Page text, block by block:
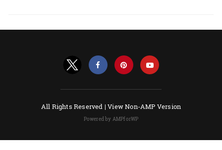
All Rights Reserved |View Non-AMP Version
Powered by AMPforWP